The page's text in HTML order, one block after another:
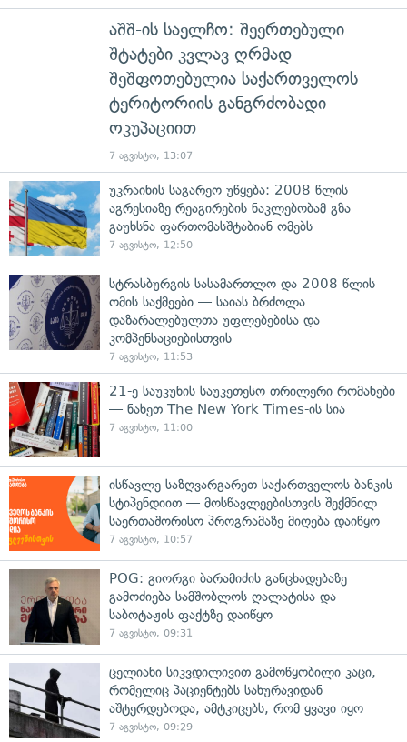
აშშ-ის საელჩო: შეერთებული
შტატები კვლავ ღრმად
შეშფოთებულია საქართველოს
ტერიტორიის განგრძობადი
ოკუპაციით
7 აგვისტო, 13:07
უკრაინის საგარეო უწყება: 2008 წლის
აგრესიაზე რეაგირების ნაკლებობამ გზა
გაუხსნა ფართომასშტაბიან ომებს
7 აგვისტო, 12:50
სტრასბურგის სასამართლო და 2008 წლის
ომის საქმეები — საიას ბრძოლა
დაზარალებულთა უფლებებისა და
კომპენსაციებისთვის
7 აგვისტო, 11:53
21-ე საუკუნის საუკეთესო თრილერი რომანები
— ნახეთ The New York Times-ის სია
7 აგვისტო, 11:00
ისწავლე საზღვარგარეთ საქართველოს ბანკის
სტიპენდიით — მოსწავლეებისთვის შექმნილ
საერთაშორისო პროგრამაზე მიღება დაიწყო
7 აგვისტო, 10:57
POG: გიორგი ბარამიძის განცხადებაზე
გამოძიება სამშობლოს ღალატისა და
საბოტაჟის ფაქტზე დაიწყო
7 აგვისტო, 09:31
ცელიანი სიკვდილივით გამოწყობილი კაცი,
რომელიც პაციენტებს სახურავიდან
აშტერდებოდა, ამტკიცებს, რომ ყვავი იყო
7 აგვისტო, 09:29